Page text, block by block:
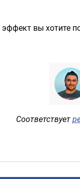
вы хотите
Соответствует